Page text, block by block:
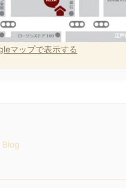
マップで表示する
Blog